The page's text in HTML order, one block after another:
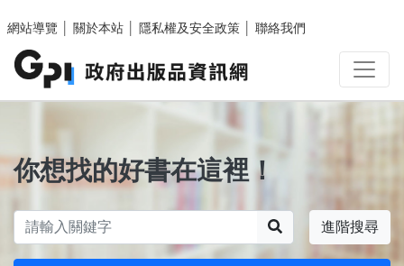
網站導覽
關於本站 隱私權及安全政策 聯絡我們
你想找的好書在這裡！
進階搜尋